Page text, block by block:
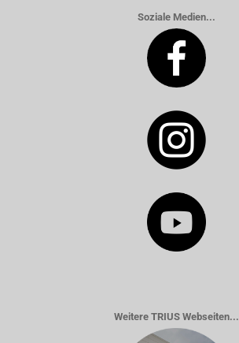
Soziale Medien...
Weitere TRIUS Webseiten...